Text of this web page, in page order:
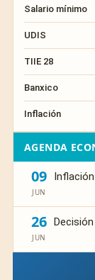
Salario mínimo
UDIS
TIIE 28
Banxico
Inflación
AGENDA
09
JUN
26
JUN